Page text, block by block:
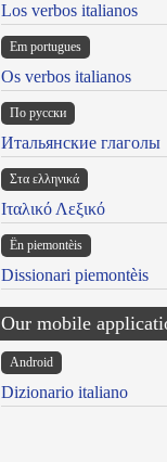
Los verbos italianos
Em portugues
Os verbos italianos
По русски
Итальянские глаголы
Στα ελληνικά
Ιταλικό Λεξικό
Ën piemontèis
Dissionari piemontèis
Our mobile
Android
Dizionario italiano